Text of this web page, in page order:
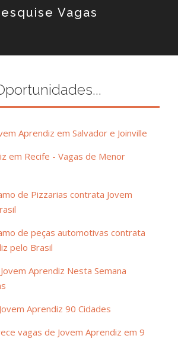
Vagas
Aprendiz em Salvador e Joinville
em Recife - Vagas de Menor
de Pizzarias contrata Jovem
de peças automotivas contrata
pelo Brasil
Aprendiz Nesta Semana
Aprendiz 90 Cidades
vagas de Jovem Aprendiz em 9